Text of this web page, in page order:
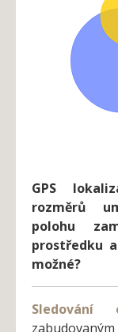
GPS
rozměrů
polohu
prostředku
možné?
Sledování